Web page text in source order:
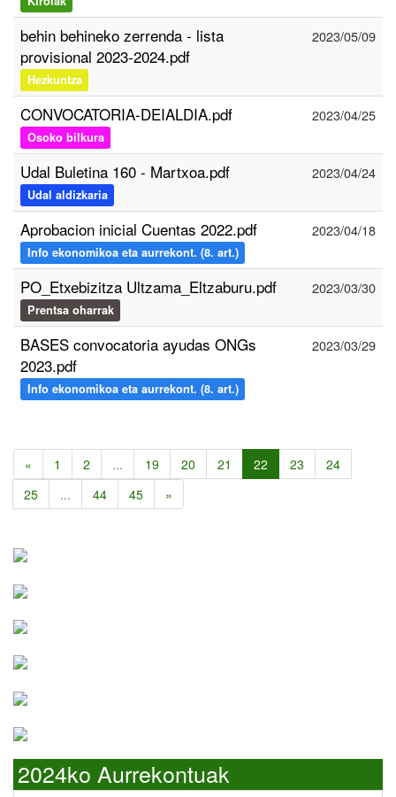
behin behineko zerrenda - lista
provisional 2023-2024.pdf
Hezkuntza
2023/05/09
CONVOCATORIA-DEIALDIA.pdf
Osoko bilkura
2023/04/25
Udal Buletina 160 - Martxoa.pdf
Udal aldizkaria
2023/04/24
Aprobacion inicial Cuentas 2022.pdf
Info ekonomikoa eta aurrekont. (8. art.)
2023/04/18
PO_Etxebizitza Ultzama_Eltzaburu.pdf
Prentsa oharrak
2023/03/30
BASES convocatoria ayudas ONGs
2023.pdf
Info ekonomikoa eta aurrekont. (8. art.)
2023/03/29
« 1 2 ... 19 20 21 22 23
24
25
... 44 45 »
2024ko Aurrekontuak